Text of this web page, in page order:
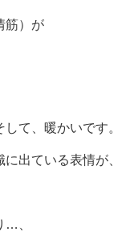
筋）が
て、暖かいです。
出ている表情が、
…、